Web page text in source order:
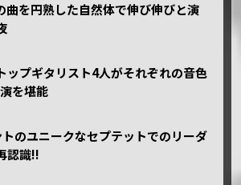
曲を円熟した自然体で伸び伸びと演
ップギタリスト4人がそれぞれの音色
を堪能
のユニークなセプテットでのリーダ
認識!!